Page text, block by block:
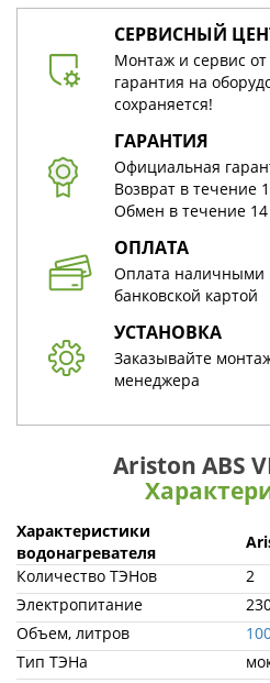
СЕРВИСНЫЙ
Монтаж и сервис
гарантия на
сохраняется!
ГАРАНТИЯ
Официальная
Возврат в течение
Обмен в течение
ОПЛАТА
Оплата наличными
банковской картой
УСТАНОВКА
Заказывайте
менеджера
Ariston ABS
Характеристики
водонагревателя
Количество ТЭНов
2
Электропитание
Объем, литров
Тип ТЭНа